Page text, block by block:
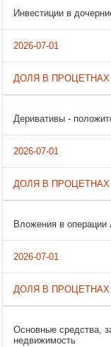
Инвестиции в
Деривативы -
Вложения в операции
Основные средства,
недвижимость